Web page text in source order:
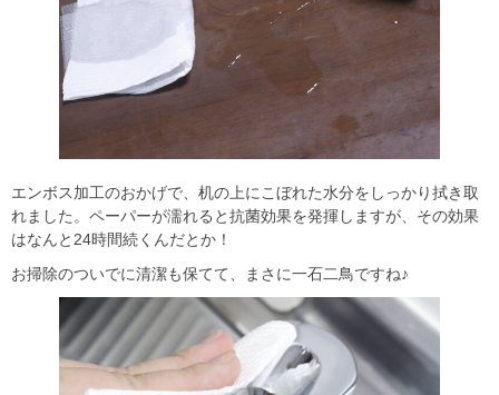
エンボス加工のおかげで、机の上にこぼれた水分をしっかり拭き取
れました。ペーパーが濡れると抗菌効果を発揮しますが、その効果
はなんと24時間続くんだとか！
お掃除のついでに清潔も保てて、まさに一石二鳥ですね♪